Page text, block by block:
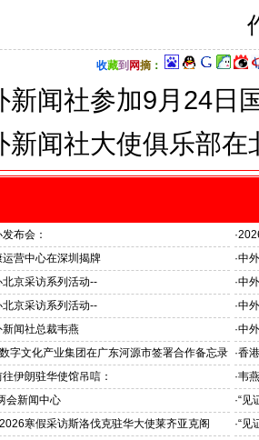
收藏到 网摘：
新闻社参加9月24日
新闻社大使俱乐部
布会：
国门安全
·
国
营中心在深圳揭牌 ·中
推
京采访系列活动--
见面会
·中
见
京采访系列活动--
·中
北
闻社总裁韦燕 ·中
证
字文化产业集团在广东河源市签署合作备忘录 ·香
伊朗驻华使馆吊唁：
痛哀悼
·韦
会新闻中心 ·“见
斯
寒假采访斯洛伐克驻华大使莱齐亚克阁
·“见